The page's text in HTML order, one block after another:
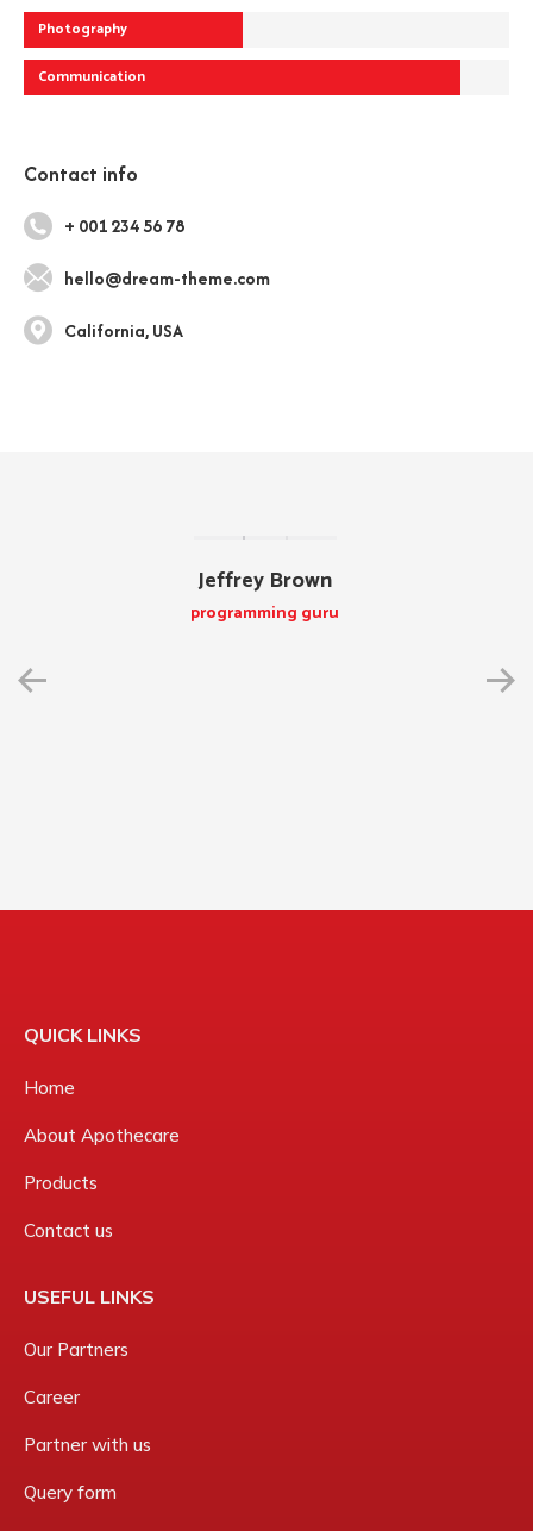
Photography
Communication
Contact info
+ 001 234 56 78
hello@dream-theme.com
California, USA
Jeffrey Brown
programming guru
QUICK LINKS
Home
About Apothecare
Products
Contact us
USEFUL LINKS
Our Partners
Career
Partner with us
Query form